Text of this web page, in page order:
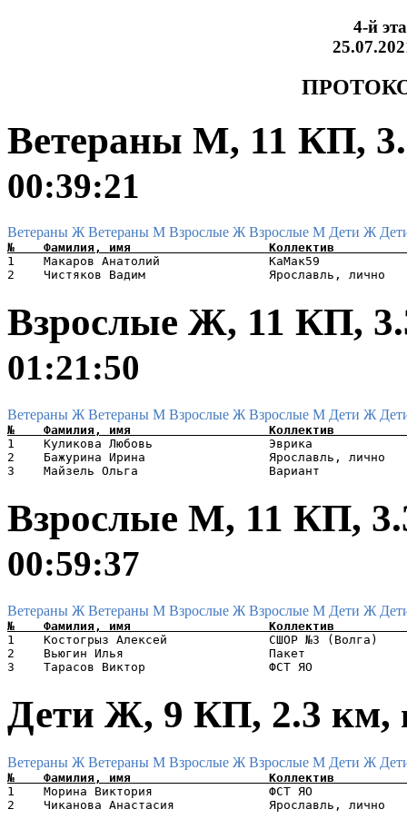
4-й
Ветераны М, 11 КП,
00:39:21
Ветераны ЖВетераны М Взрослые ЖВзрослые М Дети Ж
1    Макаров Анатолий               КаМак59
Взрослые Ж, 11 КП,
01:21:50
Ветераны Ж Ветераны М Взрослые Ж Взрослые М Дети Ж
1    Куликова Любовь                Эврика
2    Бажурина Ирина
Взрослые М, 11 КП,
00:59:37
Ветераны Ж Ветераны М Взрослые Ж Взрослые М Дети Ж
1    Костогрыз Алексей              СШОР №3
2    Вьюгин Илья                    Пакет
Дети Ж, 9 КП, 2.3 км,
Ветераны Ж Ветераны М Взрослые Ж Взрослые М Дети Ж
1    Морина Виктория                ФСТ ЯО